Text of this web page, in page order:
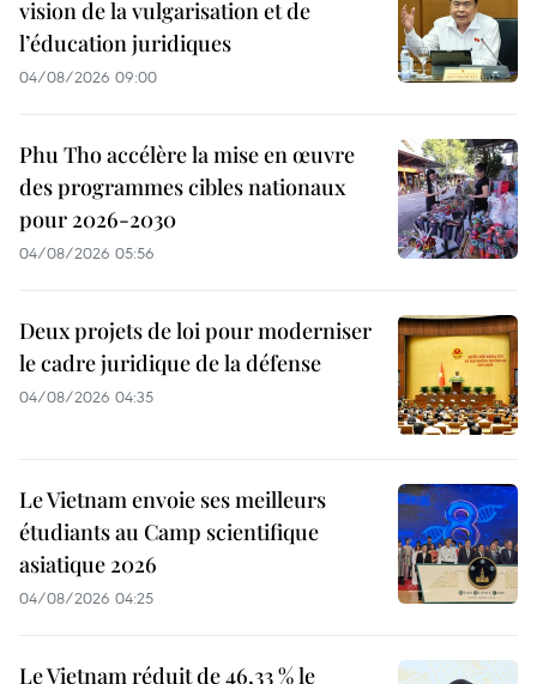
vision de la vulgarisation et de
l’éducation juridiques
04/08/2026 09:00
Phu Tho accélère la mise en œuvre
des programmes cibles nationaux
pour 2026-2030
04/08/2026 05:56
Deux projets de loi pour moderniser
le cadre juridique de la défense
04/08/2026 04:35
Le Vietnam envoie ses meilleurs
étudiants au Camp scientifique
asiatique 2026
04/08/2026 04:25
Le Vietnam réduit de 46,33 % le